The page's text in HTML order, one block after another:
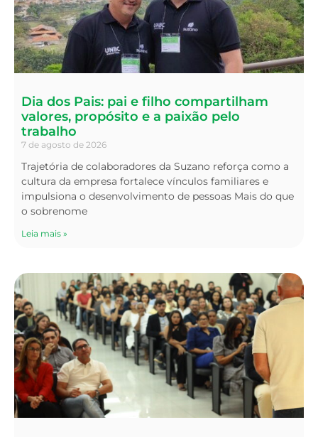
Dia dos Pais: pai e filho compartilham
valores, propósito e a paixão pelo
trabalho
7 de agosto de 2026
Trajetória de colaboradores da Suzano reforça como a
cultura da empresa fortalece vínculos familiares e
impulsiona o desenvolvimento de pessoas Mais do que
o sobrenome
Leia mais »